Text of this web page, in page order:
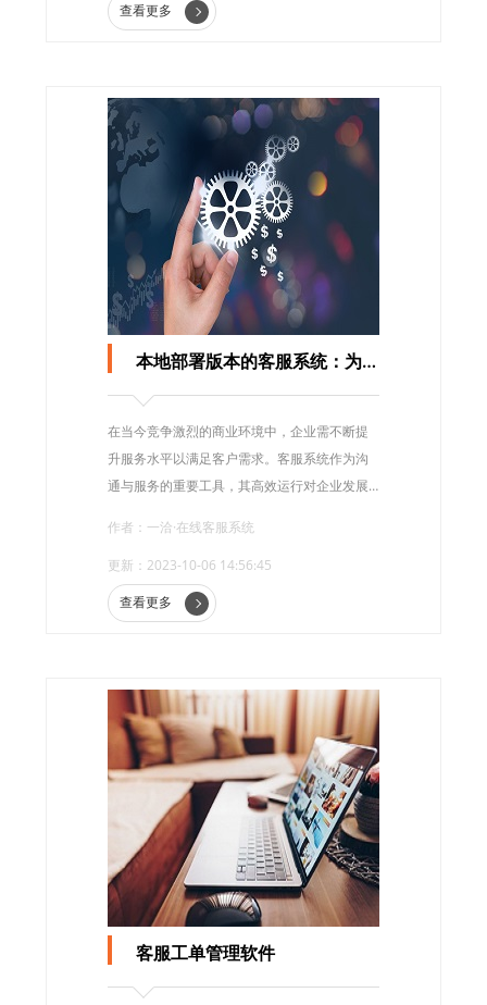
查看更多
本地部署版本的客服系统：为企业打造高效沟通与卓越的服务
在当今竞争激烈的商业环境中，企业需不断提
升服务水平以满足客户需求。客服系统作为沟
通与服务的重要工具，其高效运行对企业发展
作者：一洽·在线客服系统
更新：2023-10-06 14:56:45
查看更多
客服工单管理软件